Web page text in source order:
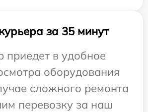
за 35 минут
приедет в удобное
оборудования
сложного ремонта
перевозку за наш